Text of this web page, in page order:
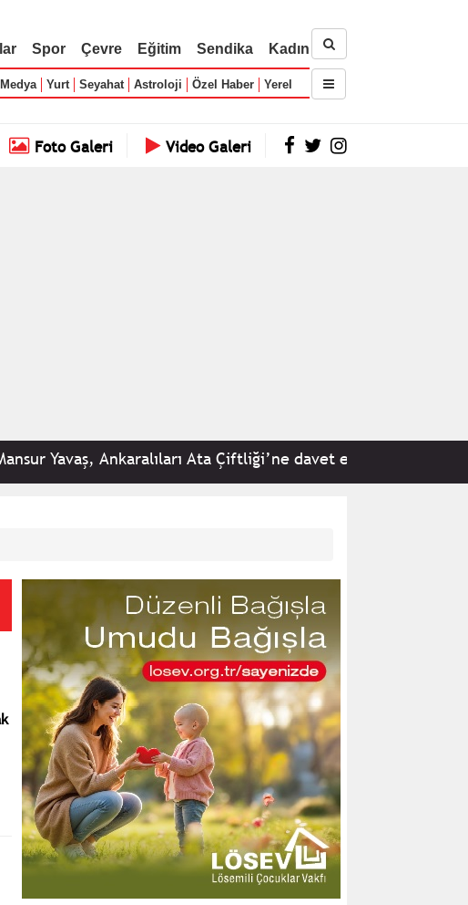
Spor Çevre Eğitim Sendika Kadın
Medya Yurt Seyahat Astroloji Özel Haber Yerel
Foto Galeri Video Galeri
Ankaralıları Ata Çiftliği’ne davet etti: Tüm hemşehrilerimi